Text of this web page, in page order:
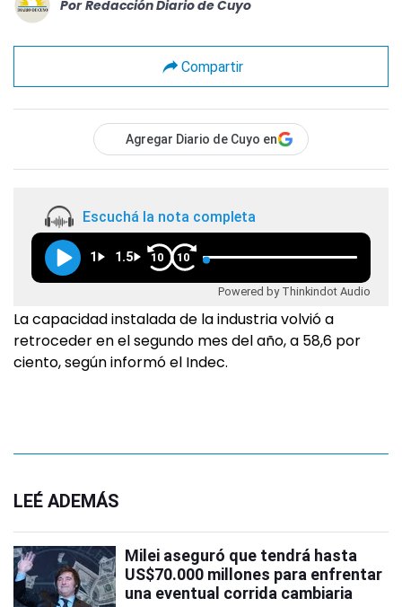
Por Redacción Diario de Cuyo
Compartir
Agregar Diario de Cuyo en
Escuchá la nota completa
1 1.5 10 10
Powered by Thinkindot Audio
La capacidad instalada de la industria volvió a
retroceder en el segundo mes del año, a 58,6 por
ciento, según informó el Indec.
LEÉ ADEMÁS
Milei aseguró que tendrá hasta
US$70.000 millones para enfrentar
una eventual corrida cambiaria